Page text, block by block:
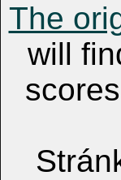
The
will